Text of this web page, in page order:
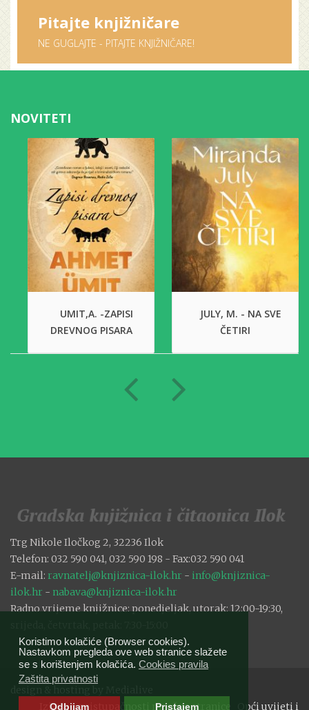
Koristimo kolačiće (Browser cookies).
Nastavkom pregleda ove web stranice slažete
se s korištenjem kolačića. Cookies pravila
Zaštita privatnosti
Odbijam Pristajem
Pitajte knjižničare
NE GUGLAJTE - PITAJTE KNJIŽNIČARE!
NOVITETI
UMIT,A. -ZAPISI
DREVNOG PISARA
JULY, M. - NA SVE
ČETIRI
Trg Nikole Iločkog 2, 32236 Ilok
Telefon: 032 590 041, 032 590 198 - Fax:032 590 041
E-mail: ravnatelj@knjiznica-ilok.hr - info@knjiznica-
ilok.hr - nabava@knjiznica-ilok.hr
Radno vrijeme knjižnice: ponedjeljak, utorak: 12:00-19:30,
Izjava o pristupačnosti mrežne stranice
Opći uvijeti i